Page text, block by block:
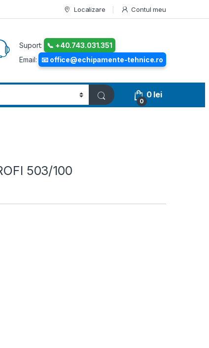
Localizare Contul meu
Suport:
📞 +40.743.031.351
Email:
📧 office@echipamente-tehnice.ro
0
0 lei
503/100